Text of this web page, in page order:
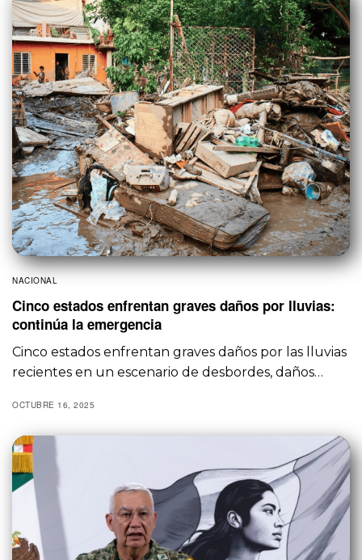
NACIONAL
Cinco estados enfrentan graves daños por lluvias:
continúa la emergencia
Cinco estados enfrentan graves daños por las lluvias
recientes en un escenario de desbordes, daños…
OCTUBRE 16, 2025